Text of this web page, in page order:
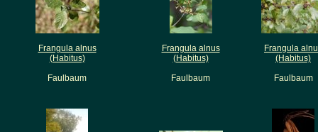
Frangula alnus
(Habitus)
Faulbaum
Frangula alnus
(Habitus)
Faulbaum
Frangula
(Habitus)
Faulbaum